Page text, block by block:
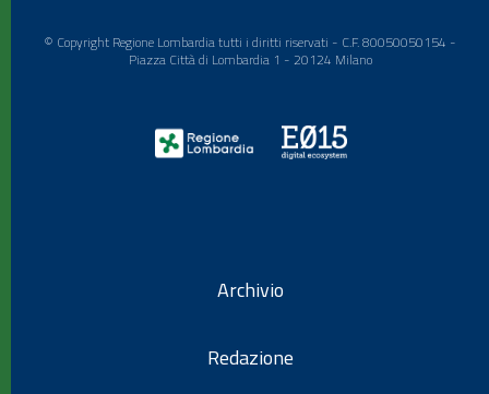
© Copyright Regione Lombardia tutti i diritti riservati - C.F. 80050050154 -
Piazza Città di Lombardia 1 - 20124 Milano
Archivio
Redazione